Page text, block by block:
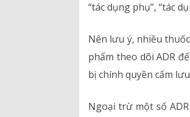
“tác dụng phụ”, “tác
Nên lưu ý, nhiều
phẩm theo dõi ADR
bị chính quyền cấm
Ngoại trừ một số